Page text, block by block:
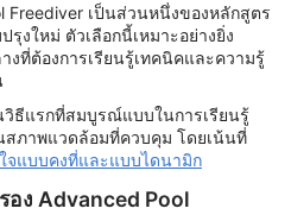
Freediver เป็นส่วนหนึ่งของหลักสูตร
รุงใหม่ ตัวเลือกนี้เหมาะอย่างยิ่ง
ที่ต้องการเรียนรู้เทคนิคและความรู้
วิธีแรกที่สมบูรณ์แบบในการเรียนรู้
สภาพแวดล้อมที่ควบคุม โดยเน้นที่
จแบบคงที่และแบบไดนามิก
อง Advanced Pool